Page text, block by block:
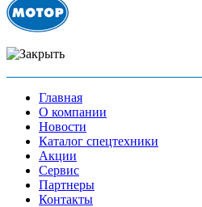
Главная
О компании
Новости
Каталог спецтехники
Акции
Сервис
Партнеры
Контакты